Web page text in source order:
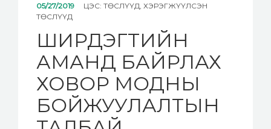
05/27/2019 ЦЭС: ТӨСЛҮҮД ХЭРЭГЖҮҮЛСЭН
ТӨСЛҮҮД
ШИРДЭГТИЙН
АМАНД БАЙРЛАХ
ХОВОР МОДНЫ
БОЙЖУУЛАЛТЫН